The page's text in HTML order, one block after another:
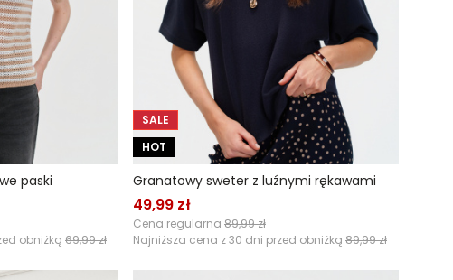
paski
obniżką 69,99 zł
SALE
HOT
Granatowy sweter z luźnymi rękawami
49,99 zł
Cena regularna 89,99 zł
Najniższa cena z 30 dni przed obniżką 89,99 zł